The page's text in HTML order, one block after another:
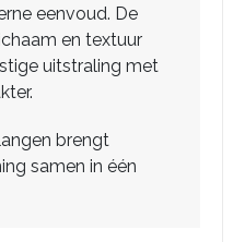
eenvoud. De
en textuur
uitstraling met
brengt
samen in één